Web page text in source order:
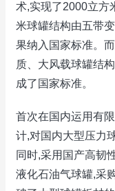
术,实现了2000立方
米球罐结构由五带
果纳入国家标准。
质、大风载球罐结
成了国家标准。
首次在国内运用有
计,对国内大型压力
同时,采用国产高韧
液化石油气球罐,采